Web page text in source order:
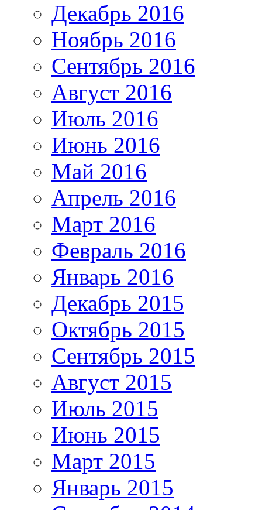
Декабрь 2016
Ноябрь 2016
Сентябрь 2016
Август 2016
Июль 2016
Июнь 2016
Май 2016
Апрель 2016
Март 2016
Февраль 2016
Январь 2016
Декабрь 2015
Октябрь 2015
Сентябрь 2015
Август 2015
Июль 2015
Июнь 2015
Март 2015
Январь 2015